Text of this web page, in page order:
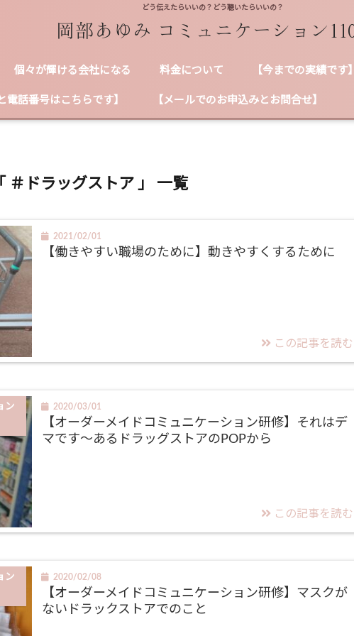
どう伝えたらいいの？どう聴いたらいいの？
個々が輝ける会社になる 料金について 【今までの実績です】
電話番号はこちらです】 【メールでのお申込みとお問合せ】
＃ドラッグストア 」 一覧
2021/02/01
【働きやすい職場のために】動きやすくするために
この記事を読む
ン
2020/03/01
【オーダーメイドコミュニケーション研修】それはデ
マです～あるドラッグストアのPOPから
この記事を読む
ン
2020/02/08
【オーダーメイドコミュニケーション研修】マスクが
ないドラックストアでのこと